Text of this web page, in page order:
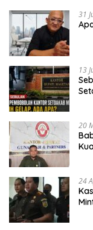
31
13
20
24